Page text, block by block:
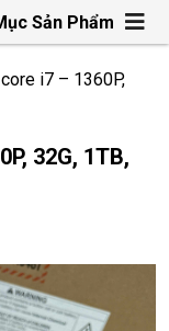
Sản Phẩm
i7 – 1360P,
32G, 1TB,